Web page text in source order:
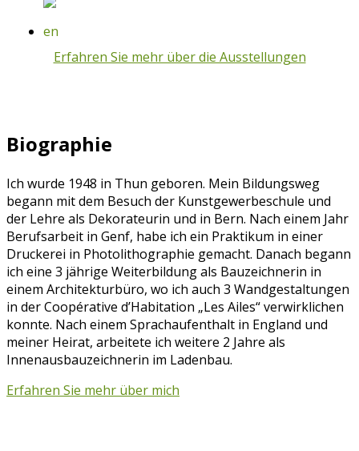
Erfahren Sie mehr über die Ausstellungen
Biographie
Ich wurde 1948 in Thun geboren. Mein Bildungsweg
begann mit dem Besuch der Kunstgewerbeschule und
der Lehre als Dekorateurin und in Bern. Nach einem Jahr
Berufsarbeit in Genf, habe ich ein Praktikum in einer
Druckerei in Photolithographie gemacht. Danach begann
ich eine 3 jährige Weiterbildung als Bauzeichnerin in
einem Architekturbüro, wo ich auch 3 Wandgestaltungen
in der Coopérative d’Habitation „Les Ailes“ verwirklichen
konnte. Nach einem Sprachaufenthalt in England und
meiner Heirat, arbeitete ich weitere 2 Jahre als
Innenausbauzeichnerin im Ladenbau.
Erfahren Sie mehr über mich